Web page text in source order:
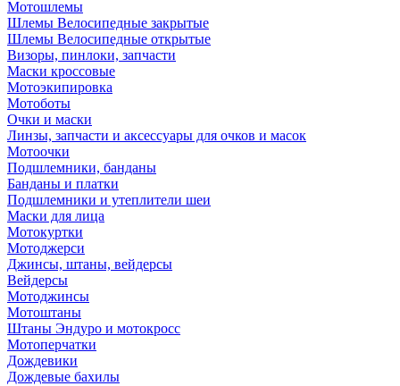
Мотошлемы
Шлемы Велосипедные закрытые
Шлемы Велосипедные открытые
Визоры, пинлоки, запчасти
Маски кроссовые
Мотоэкипировка
Мотоботы
Очки и маски
Линзы, запчасти и аксессуары для очков и масок
Мотоочки
Подшлемники, банданы
Банданы и платки
Подшлемники и утеплители шеи
Маски для лица
Мотокуртки
Мотоджерси
Джинсы, штаны, вейдерсы
Вейдерсы
Мотоджинсы
Мотоштаны
Штаны Эндуро и мотокросс
Мотоперчатки
Дождевики
Дождевые бахилы